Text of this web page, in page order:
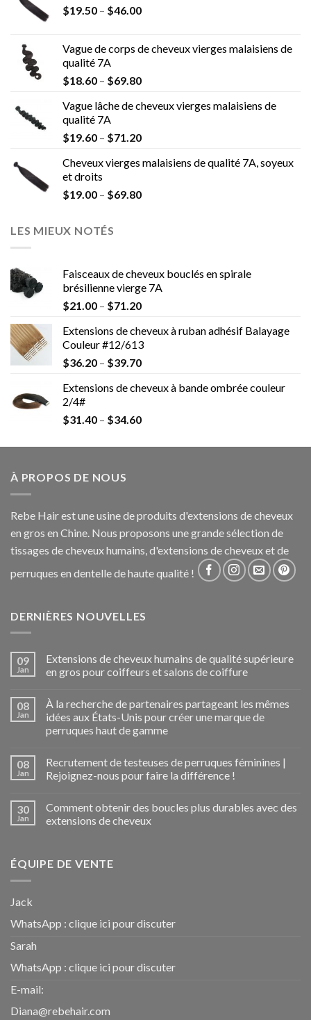
$19.50 – $46.00
Vague de corps de cheveux vierges malaisiens de
qualité 7A
$18.60 – $69.80
Vague lâche de cheveux vierges malaisiens de
qualité 7A
$19.60 – $71.20
Cheveux vierges malaisiens de qualité 7A, soyeux
et droits
$19.00 – $69.80
LES MIEUX NOTÉS
Faisceaux de cheveux bouclés en spirale
brésilienne vierge 7A
$21.00 – $71.20
Extensions de cheveux à ruban adhésif Balayage
Couleur #12/613
$36.20 – $39.70
Extensions de cheveux à bande ombrée couleur
2/4#
$31.40 – $34.60
À PROPOS DE NOUS
Rebe Hair est une usine de produits d'extensions de cheveux
en gros en Chine. Nous proposons une grande sélection de
tissages de cheveux humains, d'extensions de cheveux et de
perruques en dentelle de haute qualité !
DERNIÈRES NOUVELLES
09
Jan
Extensions de cheveux humains de qualité supérieure
en gros pour coiffeurs et salons de coiffure
08
Jan
À la recherche de partenaires partageant les mêmes
idées aux États-Unis pour créer une marque de
perruques haut de gamme
08
Jan
Recrutement de testeuses de perruques féminines |
Rejoignez-nous pour faire la différence !
30
Jan
Comment obtenir des boucles plus durables avec des
extensions de cheveux
ÉQUIPE DE VENTE
Jack
WhatsApp : clique ici pour discuter
Sarah
WhatsApp : clique ici pour discuter
E-mail:
Diana@rebehair.com